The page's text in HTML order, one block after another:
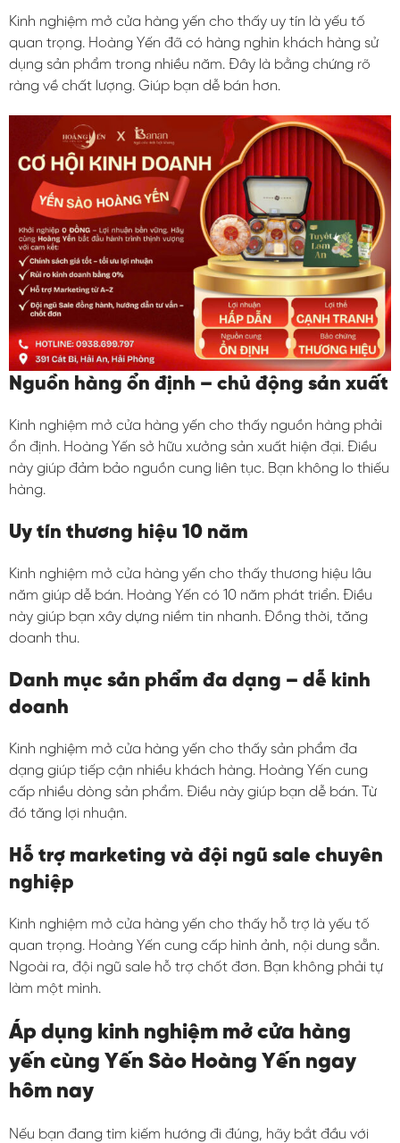
Kinh nghiệm mở cửa hàng yến cho thấy uy tín là yếu tố
quan trọng. Hoàng Yến đã có hàng nghìn khách hàng sử
dụng sản phẩm trong nhiều năm. Đây là bằng chứng rõ
ràng về chất lượng. Giúp bạn dễ bán hơn.
Nguồn hàng ổn định – chủ động sản xuất
Kinh nghiệm mở cửa hàng yến cho thấy nguồn hàng phải
ổn định. Hoàng Yến sở hữu xưởng sản xuất hiện đại. Điều
này giúp đảm bảo nguồn cung liên tục. Bạn không lo thiếu
hàng.
Uy tín thương hiệu 10 năm
Kinh nghiệm mở cửa hàng yến cho thấy thương hiệu lâu
năm giúp dễ bán. Hoàng Yến có 10 năm phát triển. Điều
này giúp bạn xây dựng niềm tin nhanh. Đồng thời, tăng
doanh thu.
Danh mục sản phẩm đa dạng – dễ kinh
doanh
Kinh nghiệm mở cửa hàng yến cho thấy sản phẩm đa
dạng giúp tiếp cận nhiều khách hàng. Hoàng Yến cung
cấp nhiều dòng sản phẩm. Điều này giúp bạn dễ bán. Từ
đó tăng lợi nhuận.
Hỗ trợ marketing và đội ngũ sale chuyên
nghiệp
Kinh nghiệm mở cửa hàng yến cho thấy hỗ trợ là yếu tố
quan trọng. Hoàng Yến cung cấp hình ảnh, nội dung sẵn.
Ngoài ra, đội ngũ sale hỗ trợ chốt đơn. Bạn không phải tự
làm một mình.
Áp dụng kinh nghiệm mở cửa hàng
yến cùng Yến Sào Hoàng Yến ngay
hôm nay
Nếu bạn đang tìm kiếm hướng đi đúng, hãy bắt đầu với